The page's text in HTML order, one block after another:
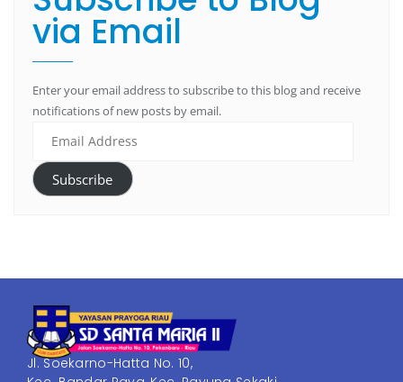
via Email
Enter your email address to subscribe to this blog and receive
notifications of new posts by email.
Subscribe
Jl. Soekarno-Hatta No. 10,